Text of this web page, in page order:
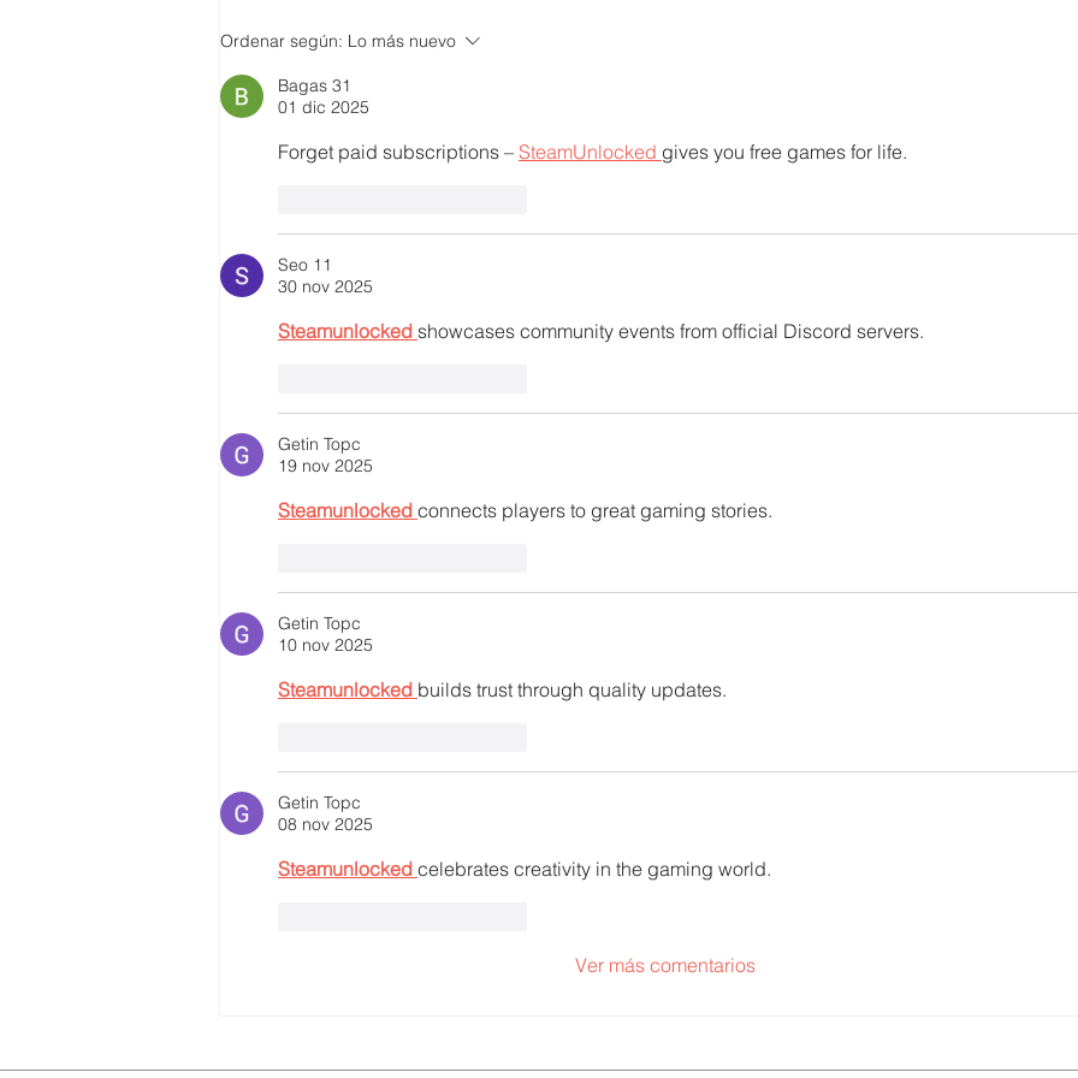
SMARTCO se suma a la
Biblioteca de FUNDACIÓN
FIDAL, un proyecto que
preserva el patrimonio y
Ordenar según: Lo más nuevo
Bagas 31
01 dic 2025
Forget paid subscriptions – SteamUnlocked gives you free games for life.
Seo 11
30 nov 2025
Steamunlocked showcases community events from official Discord servers.
Getin Topc
19 nov 2025
Steamunlocked connects players to great gaming stories.
Getin Topc
10 nov 2025
Steamunlocked builds trust through quality updates.
Getin Topc
08 nov 2025
Steamunlocked celebrates creativity in the gaming world.
Ver más comentarios